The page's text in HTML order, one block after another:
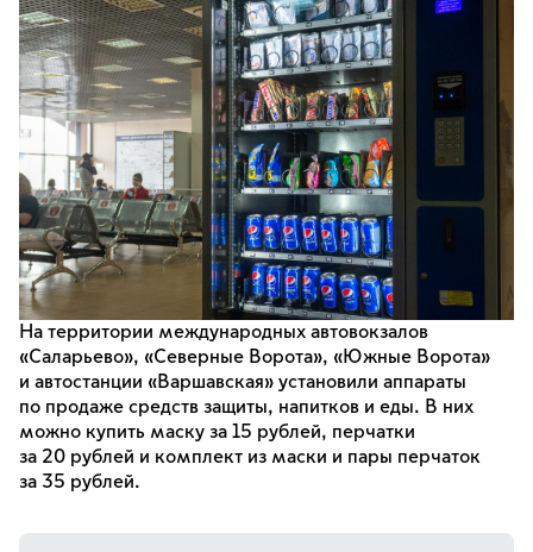
На территории международных автовокзалов
«Саларьево», «Северные Ворота», «Южные Ворота»
и автостанции «Варшавская» установили аппараты
по продаже средств защиты, напитков и еды. В них
можно купить маску за 15 рублей, перчатки
за 20 рублей и комплект из маски и пары перчаток
за 35 рублей.